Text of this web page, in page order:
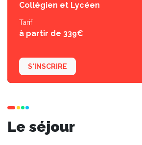
Collégien et Lycéen
Tarif
à partir de 339€
S'INSCRIRE
Le séjour